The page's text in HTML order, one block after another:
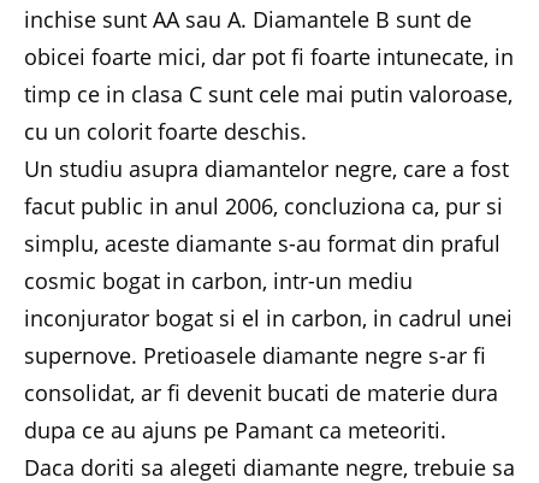
inchise sunt AA sau A. Diamantele B sunt de
obicei foarte mici, dar pot fi foarte intunecate, in
timp ce in clasa C sunt cele mai putin valoroase,
cu un colorit foarte deschis.
Un studiu asupra diamantelor negre, care a fost
facut public in anul 2006, concluziona ca, pur si
simplu, aceste diamante s-au format din praful
cosmic bogat in carbon, intr-un mediu
inconjurator bogat si el in carbon, in cadrul unei
supernove. Pretioasele diamante negre s-ar fi
consolidat, ar fi devenit bucati de materie dura
dupa ce au ajuns pe Pamant ca meteoriti.
Daca doriti sa alegeti diamante negre, trebuie sa